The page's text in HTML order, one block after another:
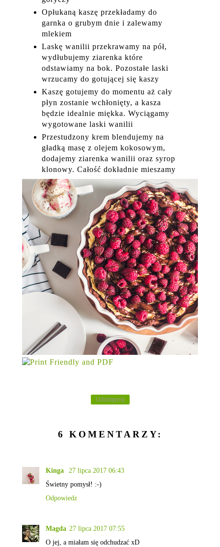
Opłukaną kaszę przekładamy do
garnka o grubym dnie i zalewamy
mlekiem
Laskę wanilii przekrawamy na pół,
wydłubujemy ziarenka które
odstawiamy na bok. Pozostałe laski
wrzucamy do gotującej się kaszy
Kaszę gotujemy do momentu aż cały
płyn zostanie wchłonięty, a kasza
będzie idealnie miękka. Wyciągamy
wygotowane laski wanilii
Przestudzony krem blendujemy na
gładką masę z olejem kokosowym,
dodajemy ziarenka wanilii oraz syrop
klonowy. Całość dokładnie mieszamy
Udostępnij
6 KOMENTARZY:
Kinga
27 lipca 2017 06:43
Świetny pomysł! :-)
Odpowiedz
Magda 27 lipca 2017 07:55
O jej, a miałam się odchudzać xD